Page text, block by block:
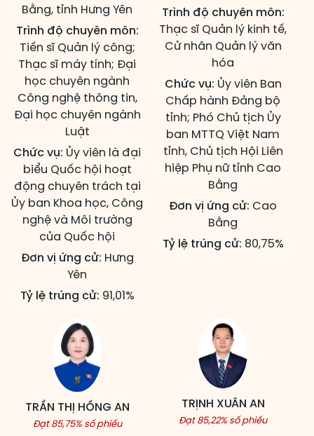
Bằng, tỉnh Hưng Yên
Trình độ chuyên môn:
Tiến sĩ Quản lý công;
Thạc sĩ máy tính; Đại
học chuyên ngành
Công nghệ thông tin,
Đại học chuyên ngành
Luật
Chức vụ: Ủy viên là đại
biểu Quốc hội hoạt
động chuyên trách tại
Ủy ban Khoa học, Công
nghệ và Môi trường
của Quốc hội
Đơn vị ứng cử: Hưng
Yên
Tỷ lệ trúng cử: 91,01%
Trình độ chuyên môn:
Thạc sĩ Quản lý kinh tế,
Cử nhân Quản lý văn
hóa
Chức vụ: Ủy viên Ban
Chấp hành Đảng bộ
tỉnh; Phó Chủ tịch Ủy
ban MTTQ Việt Nam
tỉnh, Chủ tịch Hội Liên
hiệp Phụ nữ tỉnh Cao
Bằng
Đơn vị ứng cử: Cao
Bằng
Tỷ lệ trúng cử: 80,75%
TRẦN THỊ HỒNG AN
Đạt 85,75% số phiếu
TRỊNH XUÂN AN
Đạt 85,22% số phiếu